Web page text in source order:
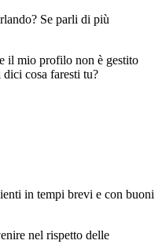
Se parli di più
il mio profilo non è gestito
cosa faresti tu?
in tempi brevi e con buoni
nel rispetto delle